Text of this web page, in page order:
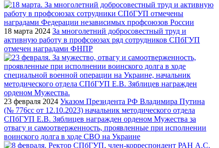
18 марта 2024 За многолетний добросовестный труд и
активную работу в профсоюзах ряд сотрудников СПбГУП
отмечен наградами ФНПР
23 февраля 2024 Указом Президента РФ Владимира Путина
(№ 776сс от 12.10.2023) начальник методического отдела
СПбГУП Е.В. Зяблицев награжден орденом Мужества за
отвагу и самоотверженность, проявленные при исполнении
воинского долга в ходе СВО на Украине